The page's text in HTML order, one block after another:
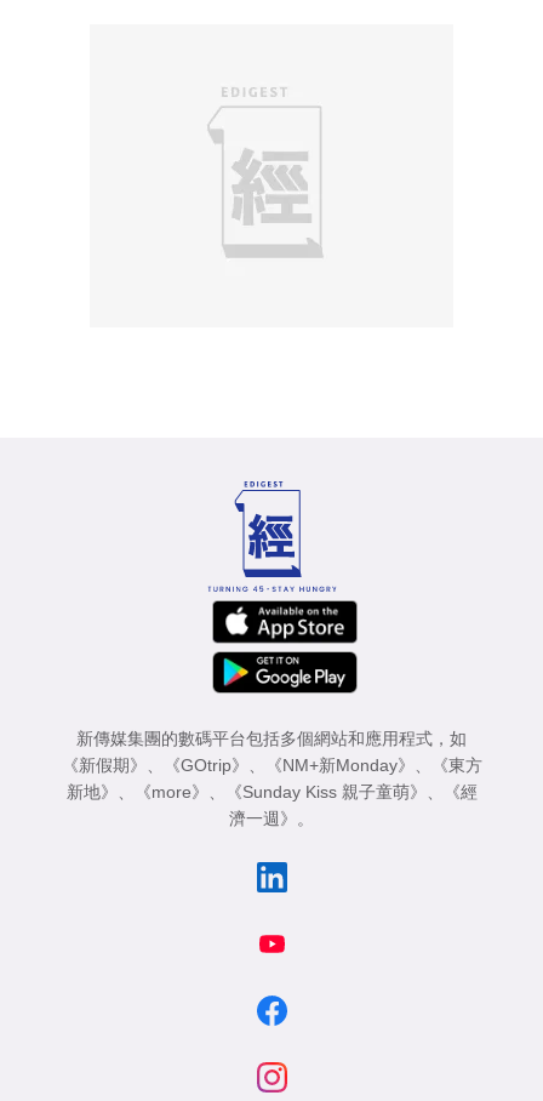
新傳媒集團的數碼平台包括多個網站和應用程式，如
《新假期》 、 《GOtrip》 、 《NM+新Monday》 、
《東方
新地》 、 《more》 、 《Sunday Kiss 親子童萌》 、
《經
濟一週》 。